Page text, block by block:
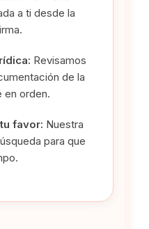
a ti desde la
Revisamos
de la
en orden.
favor: Nuestra
para que